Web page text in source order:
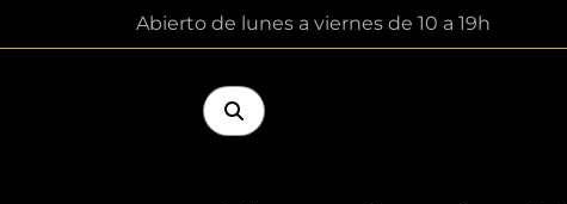
Abierto de lunes a viernes de 10 a 19h